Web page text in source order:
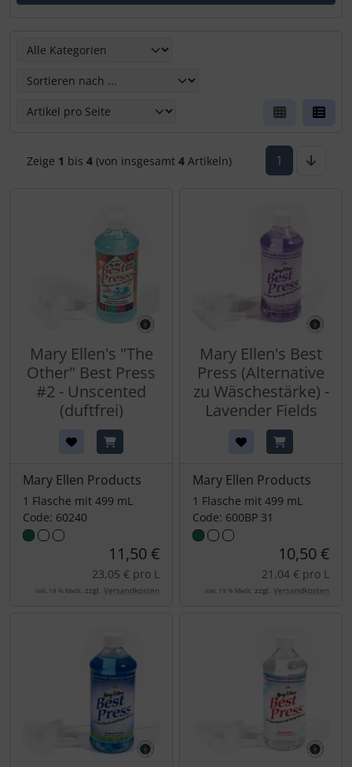
Zeige 1 bis 4(von insgesamt 4Artikeln) 1
Mary Ellen's "The
Other" Best Press
#2 - Unscented
(duftfrei)
Mary Ellen Products
1 Flasche mit 499 mL
Code: 60240
11,50 €
23,05 € pro L
inkl. 19 % MwSt. zzgl. Versandkosten
Mary Ellen's Best
Press (Alternative
zu Wäschestärke) -
Lavender Fields
Mary Ellen Products
1 Flasche mit 499 mL
Code: 600BP 31
10,50 €
21,04 € pro L
inkl. 19 % MwSt. zzgl. Versandkosten